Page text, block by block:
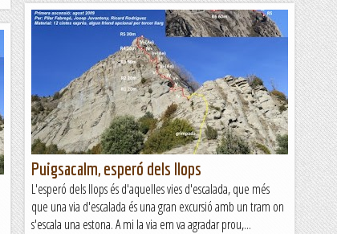
Puigsacalm, esperó dels llops
L'esperó dels llops és d'aquelles vies d'escalada, que més
que una via d'escalada és una gran excursió amb un tram on
s'escala una estona. A mi la via em va agradar prou,...